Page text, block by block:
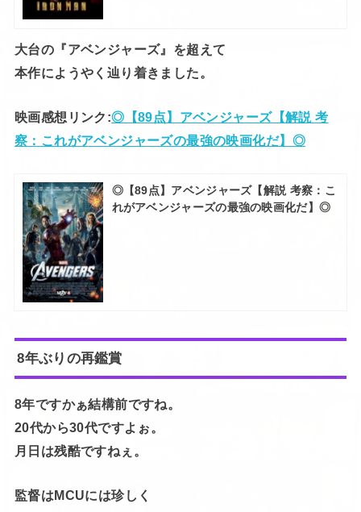
大台の『アベンジャーズ』を超えて
本作にようやく辿り着きました。
映画感想リンク:◎【89点】アベンジャーズ【解説 考
察：これがアベンジャーズの最強の映画化だ】◎
◎【89点】アベンジャーズ【解説 考察：こ
れがアベンジャーズの最強の映画化だ】◎
8年ぶりの再鑑賞
8年ですかぁ結構前ですね。
20代から30代ですよぉ。
月日は残酷ですねぇ。
監督はMCUには珍しく